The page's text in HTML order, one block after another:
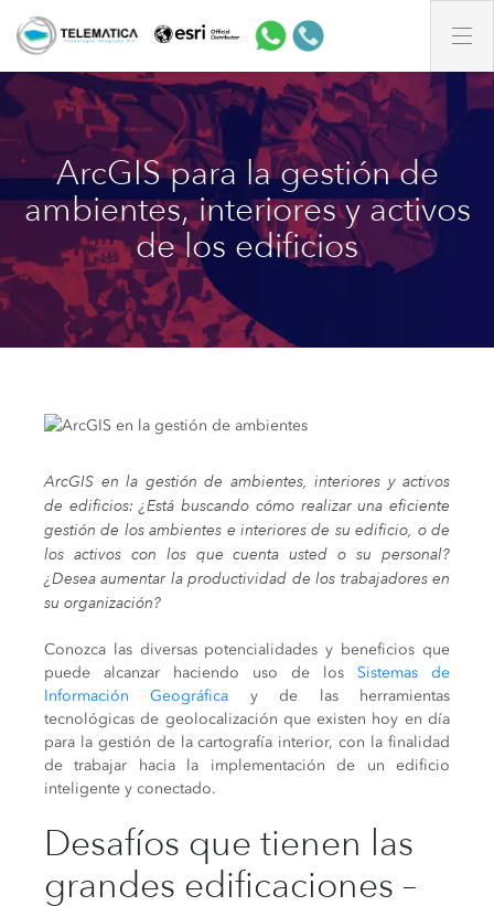
ArcGIS para la gestión de
ambientes, interiores y activos
de los edificios
ArcGIS en la gestión de ambientes, interiores y activos
de edificios: ¿Está buscando cómo realizar una eficiente
gestión de los ambientes e interiores de su edificio, o de
los activos con los que cuenta usted o su personal?
¿Desea aumentar la productividad de los trabajadores en
su organización?
Conozca las diversas potencialidades y beneficios que
puede alcanzar haciendo uso de los Sistemas de
Información Geográfica y de las herramientas
tecnológicas de geolocalización que existen hoy en día
para la gestión de la cartografía interior, con la finalidad
de trabajar hacia la implementación de un edificio
inteligente y conectado.
Desafíos que tienen las
grandes edificaciones –